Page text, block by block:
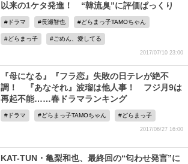
以来の1ケタ発進！ “韓流臭”に評価ぱっくり
ドラマ 長瀬智也 どらまっ子TAMOちゃん
どらまっ子 ごめん、愛してる
2017/07/10 23:00
『母になる』『フラ恋』失敗の日テレが絶不
調！ 『あなそれ』波瑠は他人事！ フジ月9は
再起不能……春ドラマランキング
ドラマ どらまっ子TAMOちゃん どらまっ子
2017/06/27 16:00
KAT-TUN・亀梨和也、最終回の“匂わせ発言”に